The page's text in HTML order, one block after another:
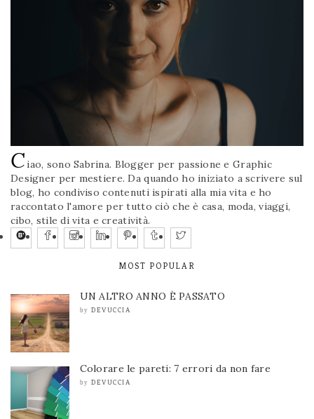
Ciao, sono Sabrina. Blogger per passione e Graphic
Designer per mestiere. Da quando ho iniziato a scrivere sul
blog, ho condiviso contenuti ispirati alla mia vita e ho
raccontato l'amore per tutto ciò che è casa, moda, viaggi,
cibo, stile di vita e creatività.
MOST POPULAR
UN ALTRO ANNO È PASSATO
by DEVUCCIA
Colorare le pareti: 7 errori da non fare
by DEVUCCIA